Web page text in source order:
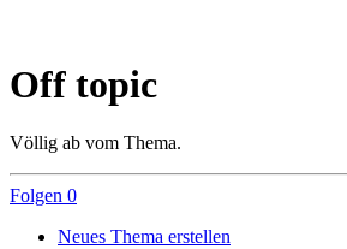
Off topic
Völlig ab vom Thema.
Folgen 0
Neues Thema erstellen